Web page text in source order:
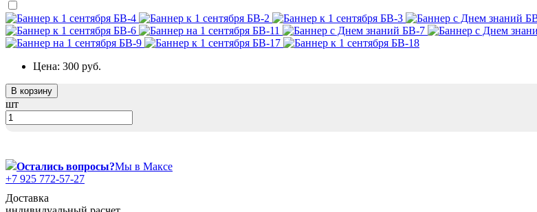
День матери (последнее воскресенье
ноября)
5 декабря, День начала
борьбы с коррупцией
9 декабря, День Героев Отечества
безопасности
Новогоднее оформление
Рождество Христово
Цена: 300 руб.
В корзину
шт
Остались вопросы?Мы в Максе
+7 925 772-57-27
Доставка